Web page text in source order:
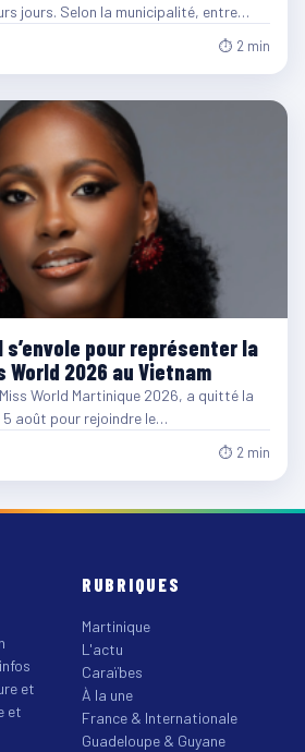
jours. Selon la municipalité, entre…
⏱ 2 min
s’envole pour représenter la
World 2026 au Vietnam
World Martinique 2026, a quitté la
5 août pour rejoindre le…
⏱ 2 min
et
et
RUBRIQUES
Martinique
L'actu
Caraïbes
À la une
France & Internationale
Guadeloupe & Guyane